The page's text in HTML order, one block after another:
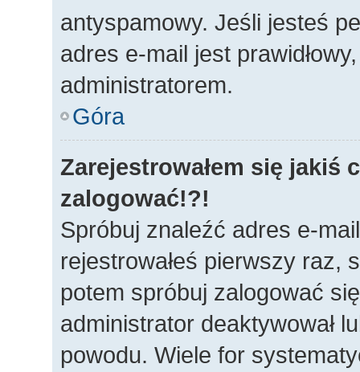
antyspamowy. Jeśli jesteś
adres e-mail jest
administratorem.
Góra
Zarejestrowałem się jakiś
zalogować!?!
Spróbuj znaleźć adres e-
rejestrowałeś pierwszy raz,
potem spróbuj zalogować
administrator deaktywował
powodu. Wiele for